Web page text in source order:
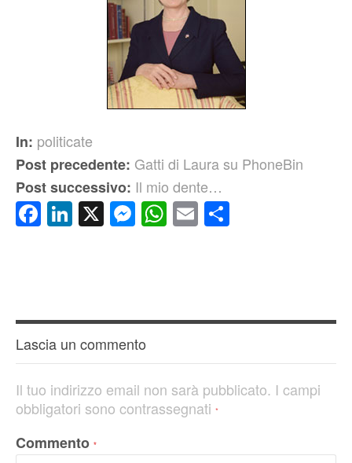
In: politicate
Post precedente: Gatti di Laura su PhoneBin
Post successivo: Il mio dente…
Facebook
LinkedIn
X Messenger
WhatsApp
Email
Lascia un commento
Il tuo indirizzo email non sarà pubblicato. I campi
obbligatori sono contrassegnati *
Commento *